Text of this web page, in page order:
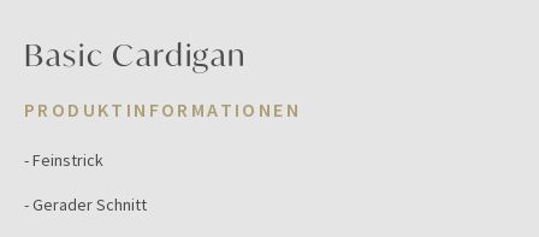
Basic Cardigan
PRODUKTINFORMATIONEN
- Feinstrick
- Gerader Schnitt